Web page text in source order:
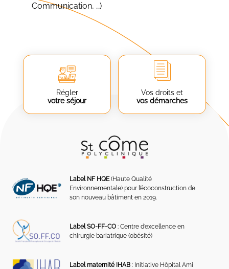
Communication, …)
Régler
votre séjour
Vos droits et
vos démarches
Label NF HQE(Haute Qualité
Environnementale) pour l’écoconstruction de
son nouveau bâtiment en 2019.
Label SO-FF-CO : Centre d’excellence en
chirurgie bariatrique (obésité)
Label maternité IHAB : Initiative Hôpital Ami